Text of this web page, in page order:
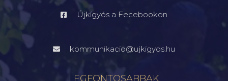
Újkígyós a Fecebookon
kommunikacio@ujkigyos.hu
LEGFONTOSABBAK